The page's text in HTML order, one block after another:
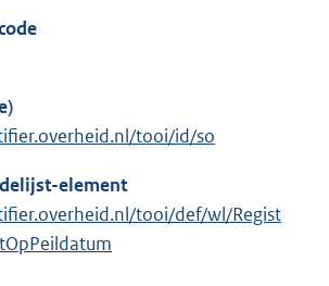
tooi/id/so
element
tooi/def/wl/Regist